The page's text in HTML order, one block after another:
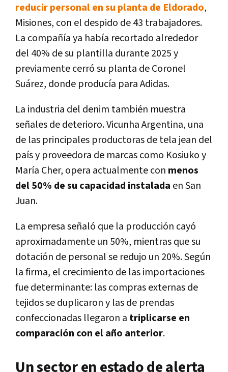
reducir personal en su planta de Eldorado,
Misiones, con el despido de 43 trabajadores.
La compañía ya había recortado alrededor
del 40% de su plantilla durante 2025 y
previamente cerró su planta de Coronel
Suárez, donde producía para Adidas.
La industria del denim también muestra
señales de deterioro. Vicunha Argentina, una
de las principales productoras de tela jean del
país y proveedora de marcas como Kosiuko y
María Cher, opera actualmente con menos
del 50% de su capacidad instalada en San
Juan.
La empresa señaló que la producción cayó
aproximadamente un 50%, mientras que su
dotación de personal se redujo un 20%. Según
la firma, el crecimiento de las importaciones
fue determinante: las compras externas de
tejidos se duplicaron y las de prendas
confeccionadas llegaron a triplicarse en
comparación con el año anterior.
Un sector en estado de alerta